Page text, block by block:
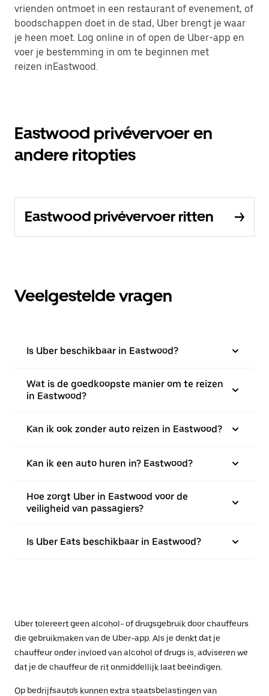
vrienden ontmoet in een restaurant of evenement, of
boodschappen doet in de stad, Uber brengt je waar
je heen moet. Log online in of open de Uber-app en
voer je bestemming in om te beginnen met
reizen inEastwood.
Eastwood privévervoer en
andere ritopties
Eastwood privévervoer ritten
Veelgestelde vragen
Is Uber beschikbaar in Eastwood?
Wat is de goedkoopste manier om te reizen
in Eastwood?
Kan ik ook zonder auto reizen in Eastwood?
Kan ik een auto huren in? Eastwood?
Hoe zorgt Uber in Eastwood voor de
veiligheid van passagiers?
Is Uber Eats beschikbaar in Eastwood?
Uber tolereert geen alcohol- of drugsgebruik door chauffeurs
die gebruikmaken van de Uber-app. Als je denkt dat je
chauffeur onder invloed van alcohol of drugs is, adviseren we
dat je de chauffeur de rit onmiddellijk laat beëindigen.
Op bedrijfsauto's kunnen extra staatsbelastingen van